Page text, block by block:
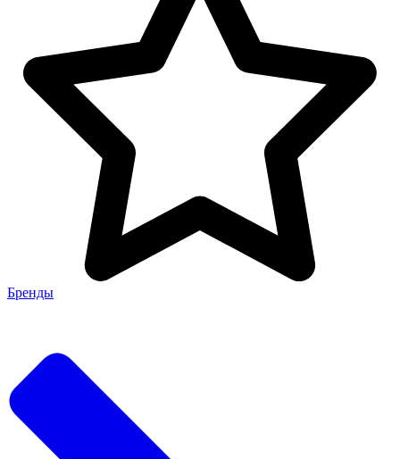
Бренды